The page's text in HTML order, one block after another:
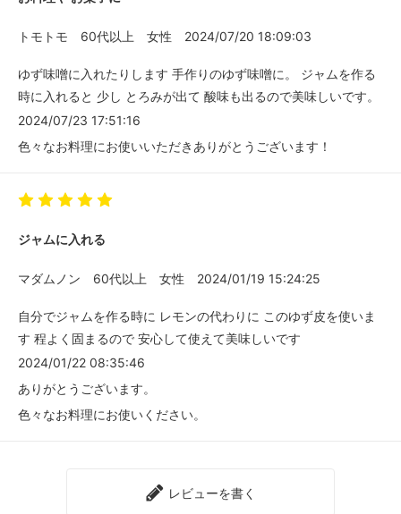
トモトモ 60代以上 女性 2024/07/20 18:09:03
ゆず味噌に入れたりします 手作りのゆず味噌に。 ジャムを作る
時に入れると 少し とろみが出て 酸味も出るので美味しいです。
2024/07/23 17:51:16
色々なお料理にお使いいただきありがとうございます！
ジャムに入れる
マダムノン 60代以上 女性 2024/01/19 15:24:25
自分でジャムを作る時に レモンの代わりに このゆず皮を使いま
す 程よく固まるので 安心して使えて美味しいです
2024/01/22 08:35:46
ありがとうございます。
色々なお料理にお使いください。
レビューを書く